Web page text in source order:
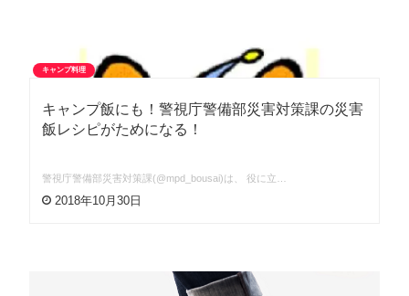
キャンプ料理
キャンプ飯にも！警視庁警備部災害対策課の災害
飯レシピがためになる！
警視庁警備部災害対策課(@mpd_bousai)は、 役に立…
2018年10月30日